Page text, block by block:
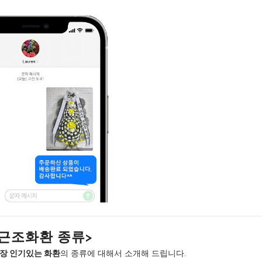
조화환 종류>
인기있는 화환의 종류에 대해서 소개해 드립니다.